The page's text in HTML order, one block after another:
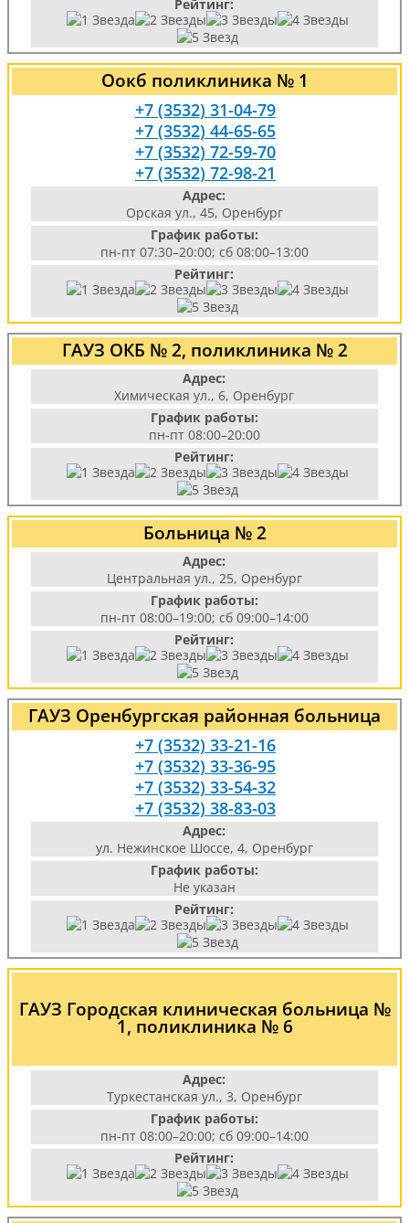
Рейтинг:
Оокб поликлиника № 1
+7 (3532) 31-04-79
+7 (3532) 44-65-65
+7 (3532) 72-59-70
+7 (3532) 72-98-21
Адрес:
Орская ул., 45, Оренбург
График работы:
пн-пт 07:30–20:00; сб 08:00–13:00
Рейтинг:
ГАУЗ ОКБ № 2, поликлиника № 2
Адрес:
Химическая ул., 6, Оренбург
График работы:
пн-пт 08:00–20:00
Рейтинг:
Больница № 2
Адрес:
Центральная ул., 25, Оренбург
График работы:
пн-пт 08:00–19:00; сб 09:00–14:00
Рейтинг:
ГАУЗ Оренбургская районная больница
+7 (3532) 33-21-16
+7 (3532) 33-36-95
+7 (3532) 33-54-32
+7 (3532) 38-83-03
Адрес:
ул. Нежинское Шоссе, 4, Оренбург
График работы:
Не указан
Рейтинг:
ГАУЗ Городская клиническая больница №
1, поликлиника № 6
Адрес:
Туркестанская ул., 3, Оренбург
График работы:
пн-пт 08:00–20:00; сб 09:00–14:00
Рейтинг: